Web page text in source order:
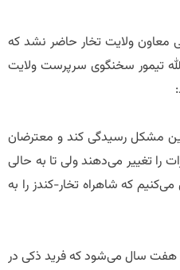
معاون ولایت تخار حاضر نشد که
تیمور سخنگوی سرپرست ولایت
مشکل رسیدگی کند و معترضان
را تغییر می‌دهند ولی تا به حالی
که شاهراه تخار-کندز را به
هفت سال می‌شود که فرید ذکی در